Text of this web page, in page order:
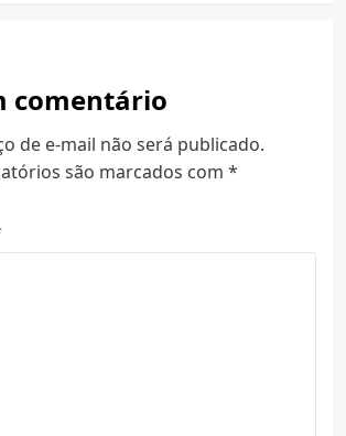
comentário
de e-mail não será publicado.
são marcados com *